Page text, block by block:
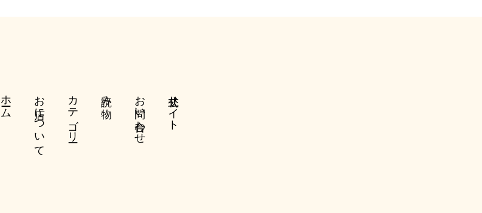
ホーム お店について カテゴリー 読み物 お問い合わせ 公式サイト